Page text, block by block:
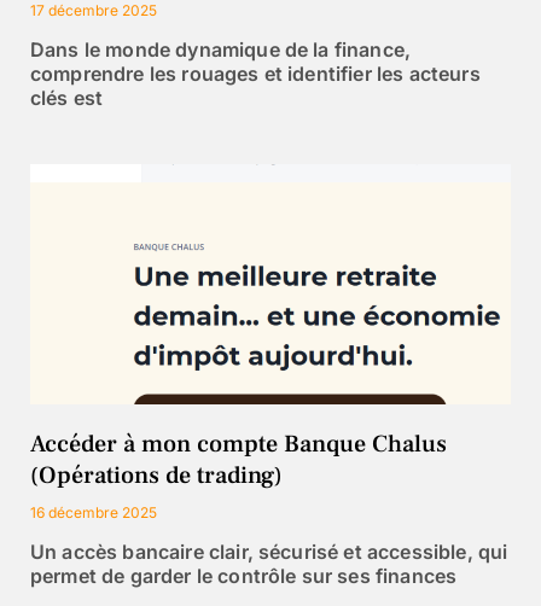
17 décembre 2025
Dans le monde dynamique de la finance,
comprendre les rouages et identifier les acteurs
clés est
Accéder à mon compte Banque Chalus
(Opérations de trading)
16 décembre 2025
Un accès bancaire clair, sécurisé et accessible, qui
permet de garder le contrôle sur ses finances